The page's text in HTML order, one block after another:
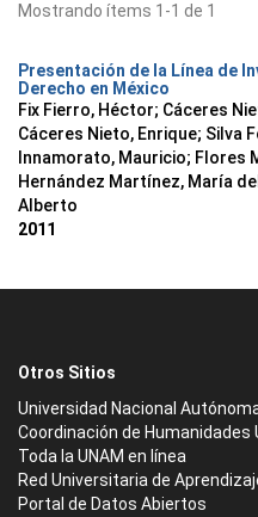
Mostrando ítems 1-1 de 1
Presentación de la Línea de
Derecho en México
Fix Fierro, Héctor; Cáceres
Cáceres Nieto, Enrique; Silva
Innamorato, Mauricio; Flores
Hernández Martínez, María
Alberto
2011
Otros Sitios
Universidad Nacional
Coordinación de Humanidades
Toda la UNAM en línea
Red Universitaria de
Portal de Datos Abiertos